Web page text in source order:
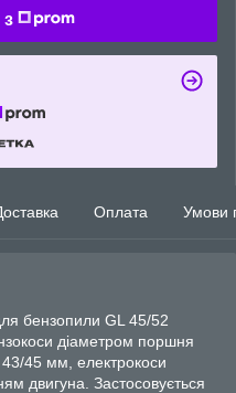
з
Оплата Умови
бензопили GL 45/52
діаметром поршня
45 мм, електрокоси
двигуна. Застосовується